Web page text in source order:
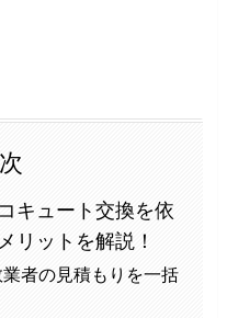
キュート交換を依
リットを解説！
者の見積もりを一括